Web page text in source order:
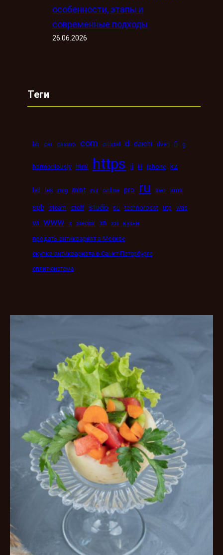
особенности, этапы и
современные подходы
26.06.2026
Теги
bb car casino com crucial d daichi dveri fi g
harmoniously html https ii iii iphone kz
led les mig mint mir online pro ru seo sms
spb steam stolf studio su technorosst utp was
wi www x xiaomi xn xxi кухни
продать антиквариат в Москве
скупка антиквариата в Санкт-Петербурге
сплит-система